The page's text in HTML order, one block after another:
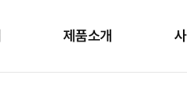
제품소개